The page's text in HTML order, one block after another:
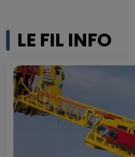
LE FIL INFO